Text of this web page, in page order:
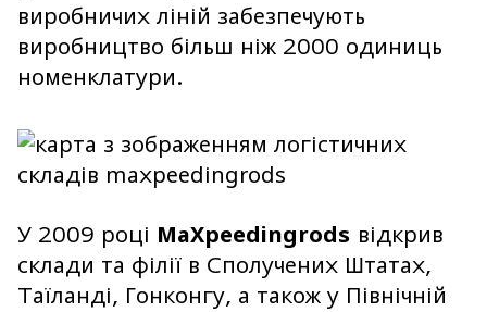
виробничих ліній забезпечують
виробництво більш ніж 2000 одиниць
номенклатури.
У 2009 році MaXpeedingrods відкрив
склади та філії в Сполучених Штатах,
Таїланді, Гонконгу, а також у Північній